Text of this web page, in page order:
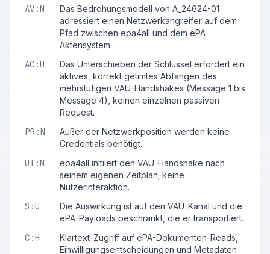
AV :N
Das Bedrohungsmodell von A_24624-01
adressiert einen Netzwerkangreifer auf dem
Pfad zwischen epa4all und dem ePA-
Aktensystem.
AC :H
Das Unterschieben der Schlüssel erfordert ein
aktives, korrekt getimtes Abfangen des
mehrstufigen VAU-Handshakes (Message 1 bis
Message 4), keinen einzelnen passiven
Request.
PR :N
Außer der Netzwerkposition werden keine
Credentials benötigt.
UI :N
epa4all initiiert den VAU-Handshake nach
seinem eigenen Zeitplan; keine
Nutzerinteraktion.
S :U
Die Auswirkung ist auf den VAU-Kanal und die
ePA-Payloads beschränkt, die er transportiert.
C :H
Klartext-Zugriff auf ePA-Dokumenten-Reads,
Einwilligungsentscheidungen und Metadaten